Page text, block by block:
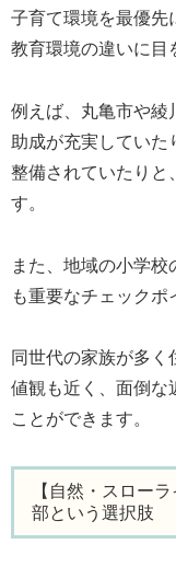
子育て環境を最優先
教育環境の違いに目
例えば、丸亀市や綾
助成が充実してい
整備されていたりと
す。
また、地域の小学
も重要なチェックポ
同世代の家族が多
値観も近く、面倒な
ことができます。
【自然・スロー
部という選択肢